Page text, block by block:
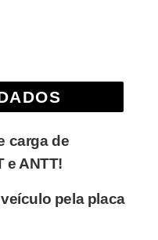
carga de
e ANTT!
pela placa